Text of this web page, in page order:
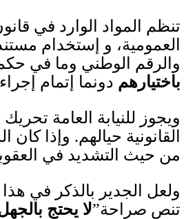
تنظم المواد الوارد في
العمومية، و إستخدام
والرقم الوطني وما في
باختيارهم دونما إتمام
ويجوز للنيابة العامة
القانونية حيالهم. وإذا كان
من حيث التشديد في
ولعل الجدير بالذكر في
تنص صراحة”لا يحتج